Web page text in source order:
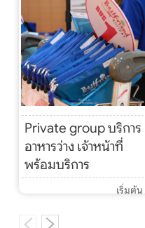
Private group บริการ
อาหารว่าง เจ้าหน้าที่
พร้อมบริการ
เริ่มต้น